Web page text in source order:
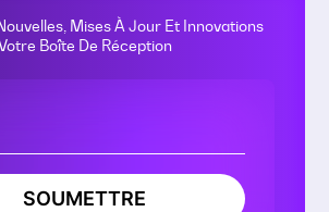
Mises À Jour Et Innovations
Boîte De Réception
SOUMETTRE